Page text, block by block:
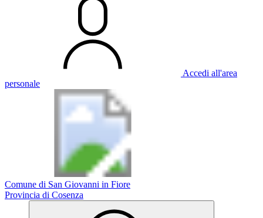
Accedi all'area
personale
Comune di San Giovanni in Fiore
Provincia di Cosenza